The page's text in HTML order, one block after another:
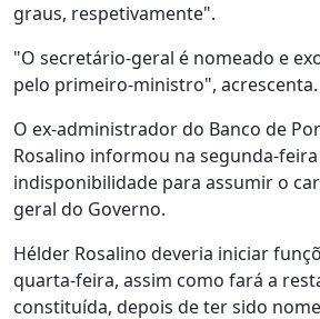
graus, respetivamente".
"O secretário-geral é nomeado e
pelo primeiro-ministro", acrescenta.
O ex-administrador do Banco de
Rosalino informou na segunda-
indisponibilidade para assumir o
geral do Governo.
Hélder Rosalino deveria iniciar
quarta-feira, assim como fará a
constituída, depois de ter sido